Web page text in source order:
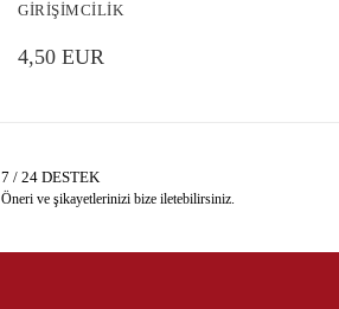
GİRİŞİMCİLİK
4,50 EUR
7 / 24 DESTEK
Öneri ve şikayetlerinizi bize iletebilirsiniz.